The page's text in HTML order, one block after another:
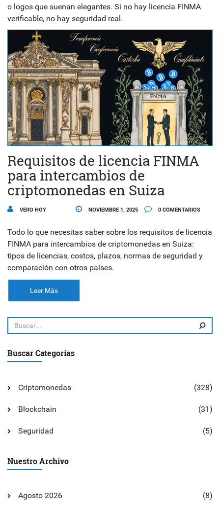
o logos que suenan elegantes. Si no hay licencia FINMA
verificable, no hay seguridad real.
Requisitos de licencia FINMA
para intercambios de
criptomonedas en Suiza
VERO HOY NOVIEMBRE 1, 2025 0 COMENTARIOS
Todo lo que necesitas saber sobre los requisitos de licencia
FINMA para intercambios de criptomonedas en Suiza:
tipos de licencias, costos, plazos, normas de seguridad y
comparación con otros países.
Leer Más
Buscar Categorías
Criptomonedas (328)
Blockchain (31)
Seguridad (5)
Nuestro Archivo
Agosto 2026 (8)